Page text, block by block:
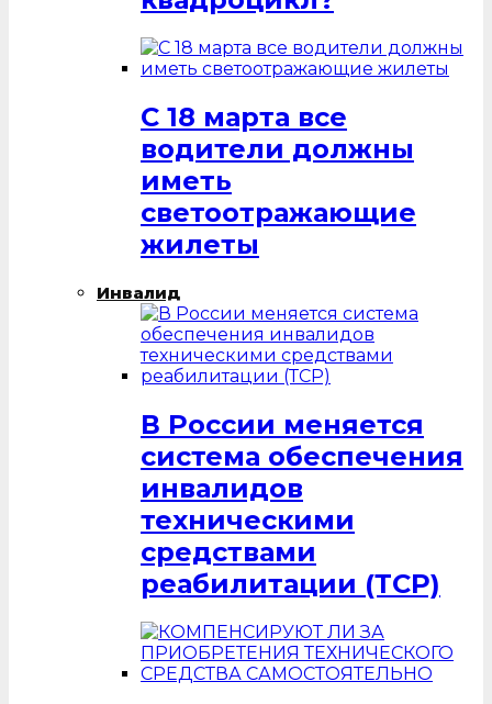
С 18 марта все
водители должны
иметь
светоотражающие
жилеты
Инвалид
В России меняется
система обеспечения
инвалидов
техническими
средствами
реабилитации (ТСР)